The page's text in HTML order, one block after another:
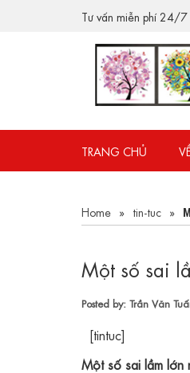
Tư vấn miễn phí 24/7
TRANG CHỦ
Home » tin-tuc »
Một số sai
Posted by: Trần Văn
[tintuc]
Một số sai lầm lớn